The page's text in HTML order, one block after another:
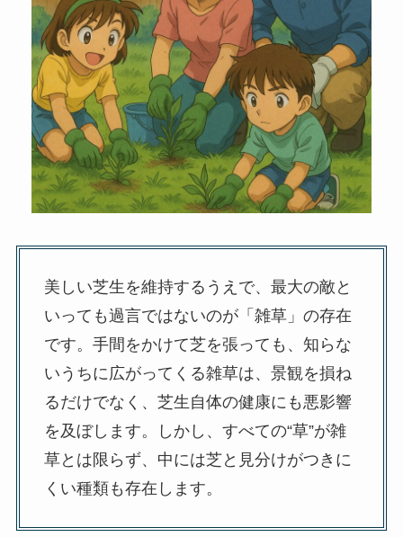
美しい芝生を維持するうえで、最大の敵と
いっても過言ではないのが「雑草」の存在
です。手間をかけて芝を張っても、知らな
いうちに広がってくる雑草は、景観を損ね
るだけでなく、芝生自体の健康にも悪影響
を及ぼします。しかし、すべての“草”が雑
草とは限らず、中には芝と見分けがつきに
くい種類も存在します。